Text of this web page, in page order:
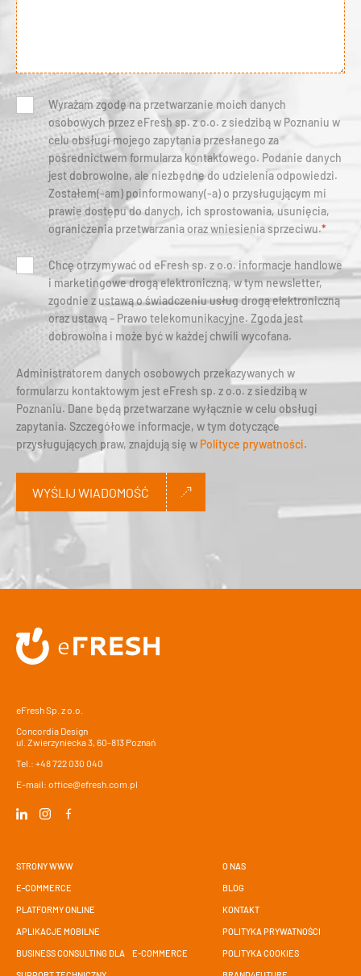
Wyrażam zgodę na przetwarzanie moich danych
osobowych przez eFresh sp. z o.o. z siedzibą w Poznaniu w
celu obsługi mojego zapytania przesłanego za
pośrednictwem formularza kontaktowego. Podanie danych
jest dobrowolne, ale niezbędne do udzielenia odpowiedzi.
Zostałem(-am) poinformowany(-a) o przysługującym mi
prawie dostępu do danych, ich sprostowania, usunięcia,
ograniczenia przetwarzania oraz wniesienia sprzeciwu.*
Chcę otrzymywać od eFresh sp. z o.o. informacje handlowe
i marketingowe drogą elektroniczną, w tym newsletter,
zgodnie z ustawą o świadczeniu usług drogą elektroniczną
oraz ustawą – Prawo telekomunikacyjne. Zgoda jest
dobrowolna i może być w każdej chwili wycofana.
Administratorem danych osobowych przekazywanych w
formularzu kontaktowym jest eFresh sp. z o.o. z siedzibą w
Poznaniu. Dane będą przetwarzane wyłącznie w celu obsługi
zapytania. Szczegółowe informacje, w tym dotyczące
przysługujących praw, znajdują się w Polityce prywatności.
WYŚLIJ WIADOMOŚĆ
Alternative:
eFresh Sp. z o.o.
Concordia Design
ul. Zwierzyniecka 3, 60-813 Poznań
Tel.: +48 722 030 040
E-mail: office@efresh.com.pl
STRONY WWW
E-COMMERCE
PLATFORMY ONLINE
APLIKACJE MOBILNE
BUSINESS CONSULTING DLA E-COMMERCE
O NAS
BLOG
KONTAKT
POLITYKA PRYWATNOŚCI
POLITYKA COOKIES